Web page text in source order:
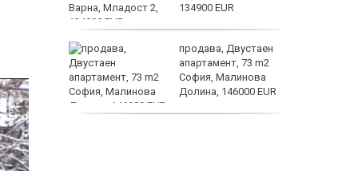
134900 EUR
продава, Двустаен
апартамент, 73 m2
София, Малинова
Долина, 146000 EUR